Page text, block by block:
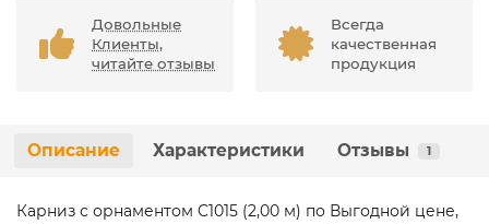
Довольные
Клиенты,
читайте отзывы
Всегда
качественная
продукция
Описание Характеристики Отзывы 1
Карниз с орнаментом C1015 (2,00 м) по Выгодной цене,